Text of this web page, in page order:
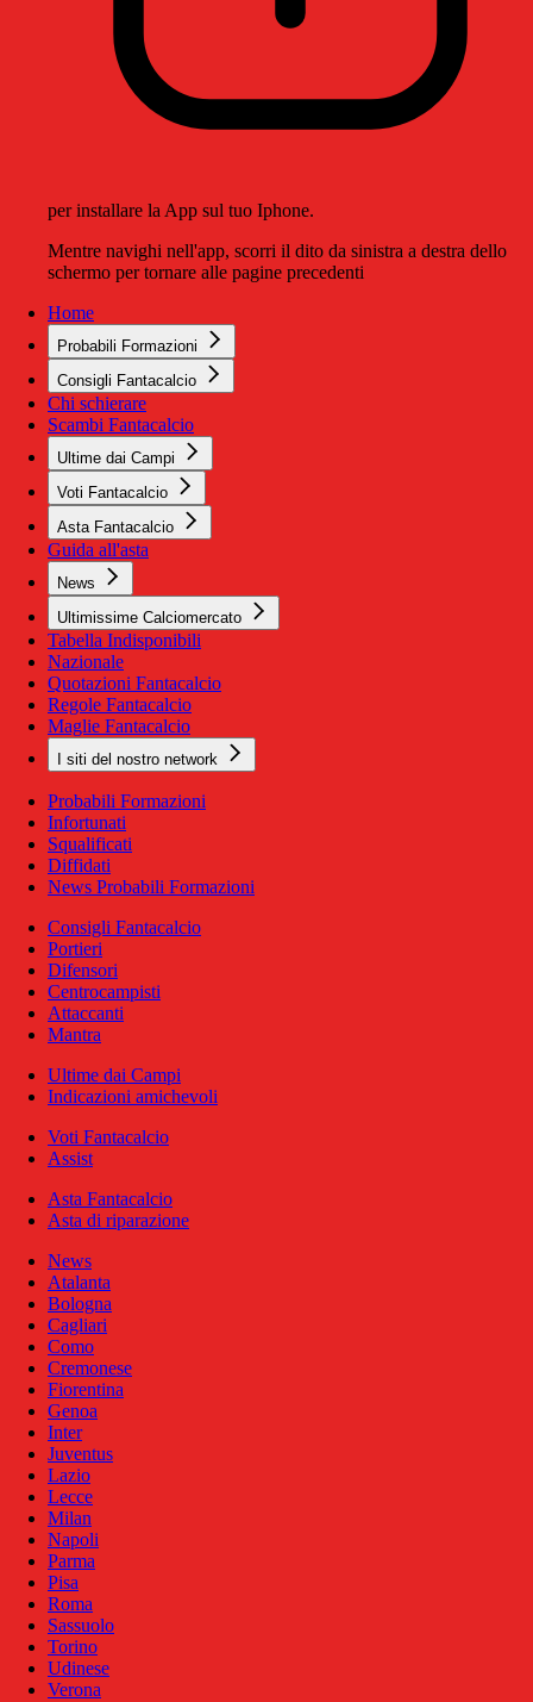
per installare la App sul tuo Iphone.
Mentre navighi nell'app, scorri il dito da sinistra a destra dello
schermo per tornare alle pagine precedenti
Home
Probabili Formazioni
Consigli Fantacalcio
Chi schierare
Scambi Fantacalcio
Ultime dai Campi
Voti Fantacalcio
Asta Fantacalcio
Guida all'asta
News
Ultimissime Calciomercato
Tabella Indisponibili
Nazionale
Quotazioni Fantacalcio
Regole Fantacalcio
Maglie Fantacalcio
I siti del nostro network
Probabili Formazioni
Infortunati
Squalificati
Diffidati
News Probabili Formazioni
Consigli Fantacalcio
Portieri
Difensori
Centrocampisti
Attaccanti
Mantra
Ultime dai Campi
Indicazioni amichevoli
Voti Fantacalcio
Assist
Asta Fantacalcio
Asta di riparazione
News
Atalanta
Bologna
Cagliari
Como
Cremonese
Fiorentina
Genoa
Inter
Juventus
Lazio
Lecce
Milan
Napoli
Parma
Pisa
Roma
Sassuolo
Torino
Udinese
Verona